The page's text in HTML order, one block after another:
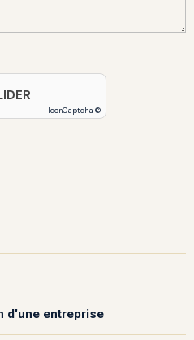
IconCaptcha ©
d'une entreprise